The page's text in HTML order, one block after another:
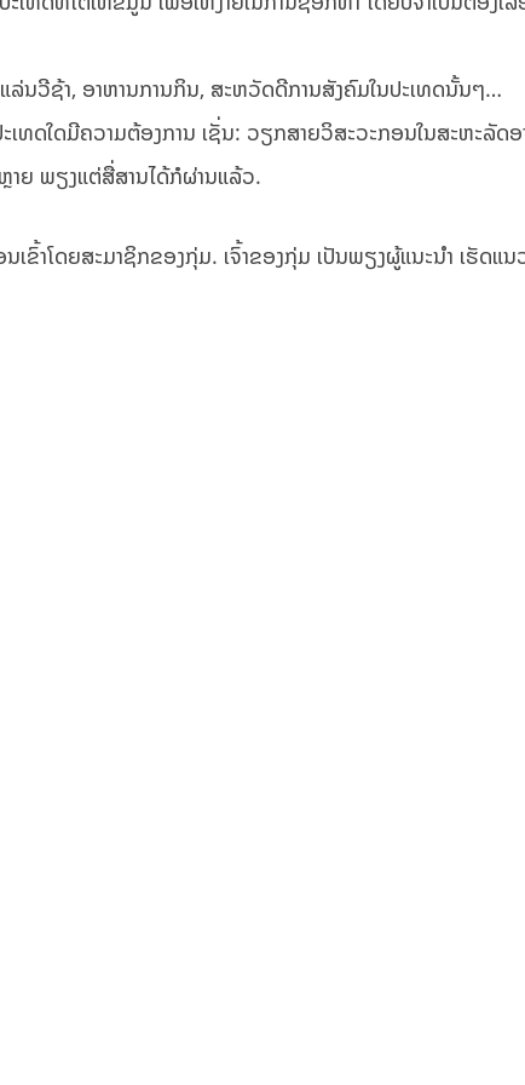
ລ່ນວີຊ້າ, ອາຫານການກິນ, ສະຫວັດດີການສັງຄົມໃນປະເທດນັ້ນໆ…
ເທດໃດມີຄວາມຕ້ອງການ ເຊັ່ນ: ວຽກສາຍວິສະວະກອນໃນສະຫະລັດອ
າຍ ພຽງແຕ່ສື່ສານໄດ້ກໍຜ່ານແລ້ວ.
າໂດຍສະມາຊິກຂອງກຸ່ມ. ເຈົ້າຂອງກຸ່ມ ເປັນພຽງຜູ້ແນະນຳ ເຮັດແນ